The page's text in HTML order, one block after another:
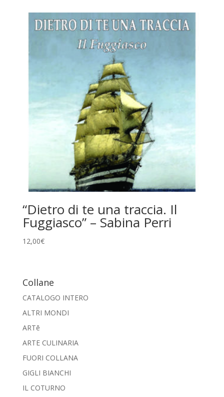
“Dietro di te una traccia. Il
Fuggiasco” – Sabina Perri
12,00€
Collane
CATALOGO INTERO
ALTRI MONDI
ARTē
ARTE CULINARIA
FUORI COLLANA
GIGLI BIANCHI
IL COTURNO